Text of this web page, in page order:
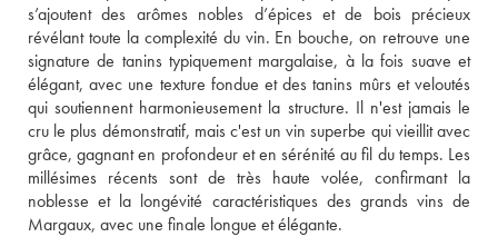
s’ajoutent des arômes nobles d’épices et de bois précieux
révélant toute la complexité du vin. En bouche, on retrouve une
signature de tanins typiquement margalaise, à la fois suave et
élégant, avec une texture fondue et des tanins mûrs et veloutés
qui soutiennent harmonieusement la structure. Il n'est jamais le
cru le plus démonstratif, mais c'est un vin superbe qui vieillit avec
grâce, gagnant en profondeur et en sérénité au fil du temps. Les
millésimes récents sont de très haute volée, confirmant la
noblesse et la longévité caractéristiques des grands vins de
Margaux, avec une finale longue et élégante.